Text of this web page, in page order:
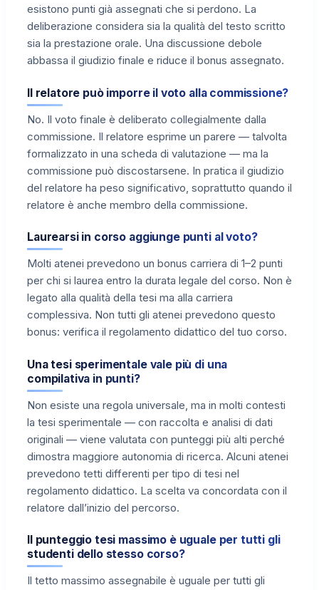
esistono punti già assegnati che si perdono. La
deliberazione considera sia la qualità del testo scritto
sia la prestazione orale. Una discussione debole
abbassa il giudizio finale e riduce il bonus assegnato.
Il relatore può imporre il voto alla commissione?
No. Il voto finale è deliberato collegialmente dalla
commissione. Il relatore esprime un parere — talvolta
formalizzato in una scheda di valutazione — ma la
commissione può discostarsene. In pratica il giudizio
del relatore ha peso significativo, soprattutto quando il
relatore è anche membro della commissione.
Laurearsi in corso aggiunge punti al voto?
Molti atenei prevedono un bonus carriera di 1–2 punti
per chi si laurea entro la durata legale del corso. Non è
legato alla qualità della tesi ma alla carriera
complessiva. Non tutti gli atenei prevedono questo
bonus: verifica il regolamento didattico del tuo corso.
Una tesi sperimentale vale più di una
compilativa in punti?
Non esiste una regola universale, ma in molti contesti
la tesi sperimentale — con raccolta e analisi di dati
originali — viene valutata con punteggi più alti perché
dimostra maggiore autonomia di ricerca. Alcuni atenei
prevedono tetti differenti per tipo di tesi nel
regolamento didattico. La scelta va concordata con il
relatore dall’inizio del percorso.
Il punteggio tesi massimo è uguale per tutti gli
studenti dello stesso corso?
Il tetto massimo assegnabile è uguale per tutti gli